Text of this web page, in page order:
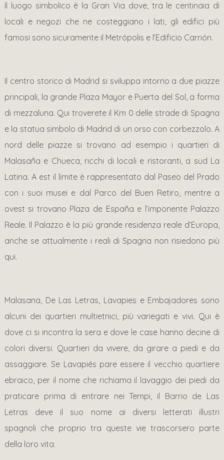
Il luogo simbolico è la Gran Via dove, tra le centinaia di
locali e negozi che ne costeggiano i lati, gli edifici più
famosi sono sicuramente il Metrópolis e l’Edificio Carrión.
Il centro storico di Madrid si sviluppa intorno a due piazze
principali, la grande Plaza Mayor e Puerta del Sol, a forma
di mezzaluna. Qui troverete il Km 0 delle strade di Spagna
e la statua simbolo di Madrid di un orso con corbezzolo. A
nord delle piazze si trovano ad esempio i quartieri di
Malasaña e Chueca, ricchi di locali e ristoranti, a sud La
Latina. A est il limite è rappresentato dal Paseo del Prado
con i suoi musei e dal Parco del Buen Retiro, mentre a
ovest si trovano Plaza de España e l’imponente Palazzo
Reale. Il Palazzo è la più grande residenza reale d’Europa,
anche se attualmente i reali di Spagna non risiedono più
qui.
Malasana, De Las Letras, Lavapies e Embajadores sono
alcuni dei quartieri multietnici, più variegati e vivi. Qui è
dove ci si incontra la sera e dove le case hanno decine di
colori diversi. Quartieri da vivere, da girare a piedi e da
assaggiare. Se Lavapiés pare essere il vecchio quartiere
ebraico, per il nome che richiama il lavaggio dei piedi da
praticare prima di entrare nei Tempi, il Barrio de Las
Letras deve il suo nome ai diversi letterati illustri
spagnoli che proprio tra queste vie trascorsero parte
della loro vita.